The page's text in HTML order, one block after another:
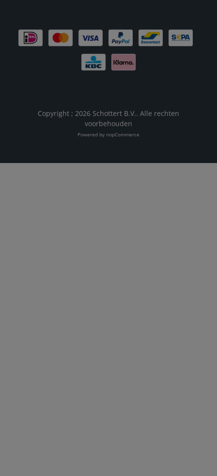
Copyright ; 2026 Schottert B.V.. Alle rechten
voorbehouden
Powered by nopCommerce